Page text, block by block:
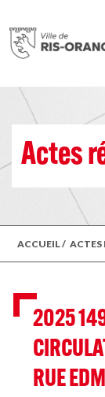
Actes
ACCUEIL/ ACTES
2025
RUE